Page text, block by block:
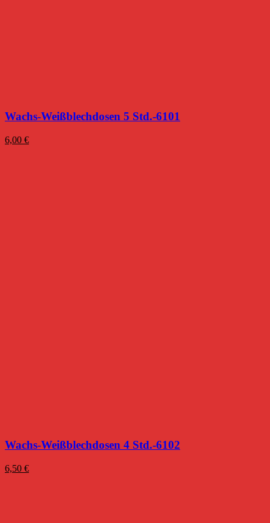
Wachs-Weißblechdosen 5 Std.-6101
6,00 €
Wachs-Weißblechdosen 4 Std.-6102
6,50 €